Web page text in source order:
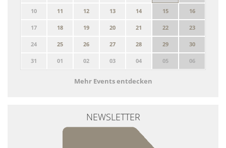
10 11 12 13 14 15 16
17 18 19 20 21 22 23
24 25 26 27 28 29 30
31 01 02 03 04 05 06
Mehr Events entdecken
NEWSLETTER